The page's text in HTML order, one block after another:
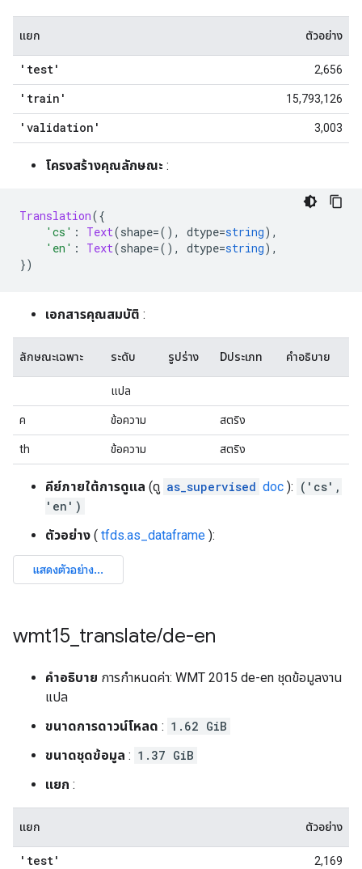
แยก ตัวอย่าง
'test' 2,656
'train' 15,793,126
'validation' 3,003
โครงสร้างคุณลักษณะ :
Translation({
'cs' : Text(shape=(), dtype=string),
'en' : Text(shape=(), dtype=string),
})
เอกสารคุณสมบัติ :
ลักษณะเฉพาะ ระดับ รูปร่าง Dประเภท คำอธิบาย
แปล
ค ข้อความ สตริง
th ข้อความ สตริง
คีย์ภายใต้การดูแล (ดู as_supervised doc ): ('cs',
'en')
ตัวอย่าง ( tfds.as_dataframe ):
wmt15 translate/de-en
คำอธิบาย การกำหนดค่า: WMT 2015 de-en ชุดข้อมูลงาน
แปล
ขนาดการดาวน์โหลด : 1.62 GiB
ขนาดชุดข้อมูล : 1.37 GiB
แยก :
แยก ตัวอย่าง
'test' 2,169